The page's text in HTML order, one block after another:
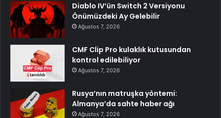
Diablo IV’ün Switch 2 Versiyonu
Önümüzdeki Ay Gelebilir
Ağustos 7, 2026
CMF Clip Pro kulaklık kutusundan
kontrol edilebiliyor
Ağustos 7, 2026
Rusya’nın matruşka yöntemi:
Almanya’da sahte haber ağı
Ağustos 7, 2026